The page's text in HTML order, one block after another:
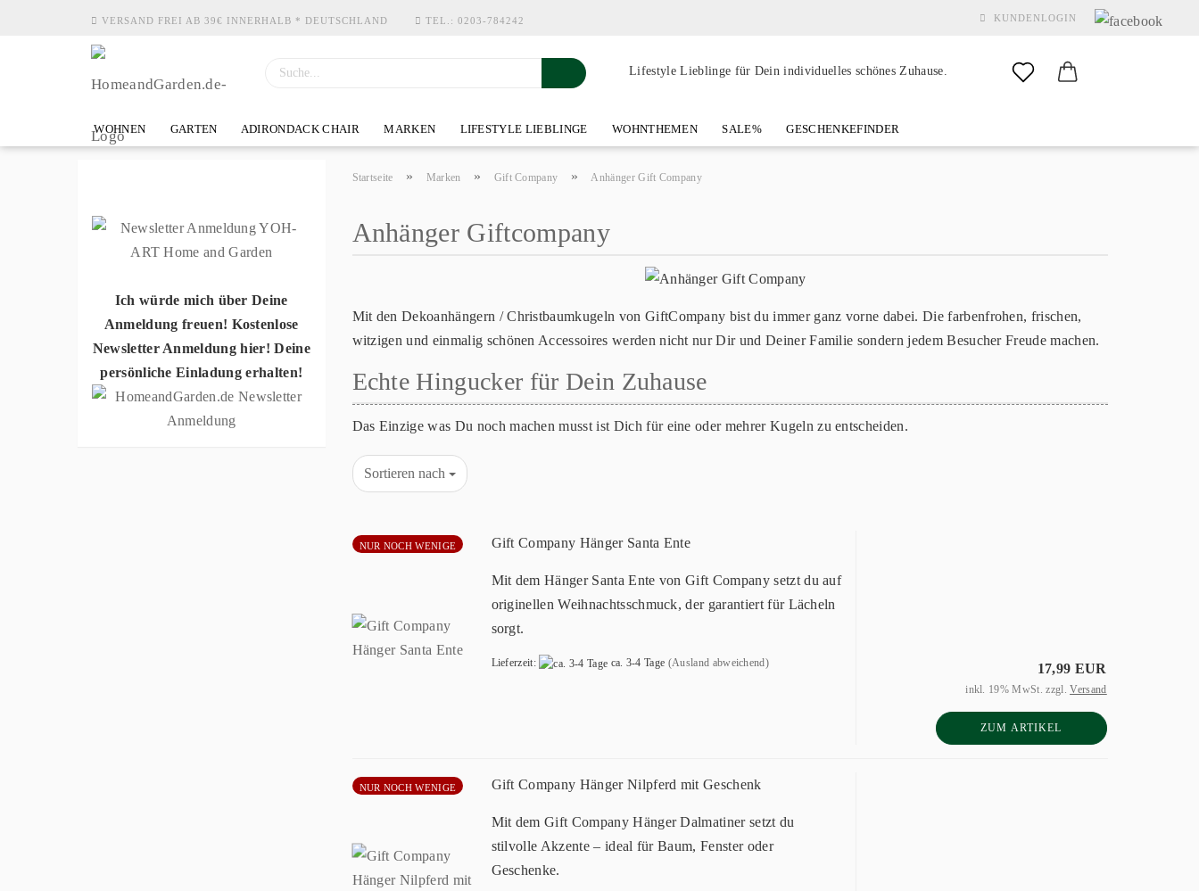
KUNDENLOGIN
Passwort vergessen?
VERSAND FREI AB 39€ INNERHALB * DEUTSCHLAND TEL.: 0203-784242
Lifestyle Lieblinge für Dein individuelles schönes Zuhause.
WOHNEN GARTEN ADIRONDACK CHAIR MARKEN LIFESTYLE LIEBLINGE WOHNTHEMEN SALE% GESCHENKEFINDER
Startseite » Marken » Gift Company » Anhänger Gift Company
Anhänger Giftcompany
Mit den Dekoanhängern / Christbaumkugeln von GiftCompany bist du immer ganz vorne dabei. Die farbenfrohen, frischen,
witzigen und einmalig schönen Accessoires werden nicht nur Dir und Deiner Familie sondern jedem Besucher Freude machen.
Echte Hingucker für Dein Zuhause
Das Einzige was Du noch machen musst ist Dich für eine oder mehrer Kugeln zu entscheiden.
Sortieren nach
NUR NOCH WENIGE Gift Company Hänger Santa Ente
Mit dem Hänger Santa Ente von Gift Company setzt du auf
originellen Weihnachtsschmuck, der garantiert für Lächeln
sorgt.
Lieferzeit: ca. 3-4 Tage (Ausland abweichend) 17,99 EUR
inkl. 19% MwSt. zzgl.Versand
ZUM ARTIKEL
NUR NOCH WENIGE Gift Company Hänger Nilpferd mit Geschenk
Mit dem Gift Company Hänger Dalmatiner setzt du
stilvolle Akzente – ideal für Baum, Fenster oder
Geschenke.
Ich würde mich über Deine
Anmeldung freuen! Kostenlose
Newsletter Anmeldung hier! Deine
persönliche Einladung erhalten!